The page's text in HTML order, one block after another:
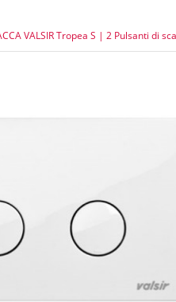
VALSIR Tropea S | 2 Pulsanti di